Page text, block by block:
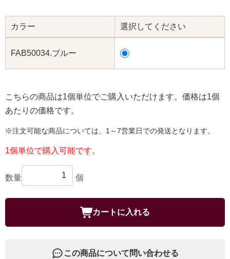
カラー 選択してください
FAB50034.ブルー
こちらの商品は1個単位でご購入いただけます。価格は1個
あたりの価格です。
※注文可能な商品については、1～7営業日での発送となります。
1個単位で購入可能です。
数量 個
カートに入れる
この商品について問い合わせる